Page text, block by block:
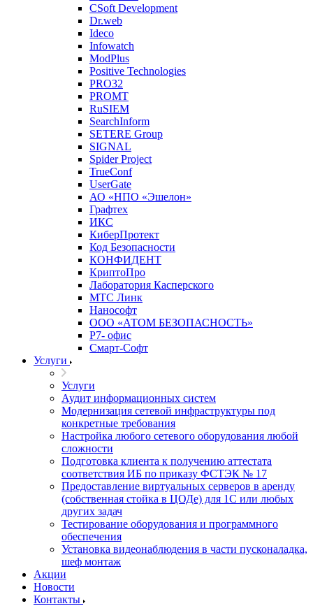
CSoft Development
Dr.web
Ideco
Infowatch
ModPlus
Positive Technologies
PRO32
PROMT
RuSIEM
SearchInform
SETERE Group
SIGNAL
Spider Project
TrueConf
UserGate
АО «НПО «Эшелон»
Графтех
ИКС
КиберПротект
Код Безопасности
КОНФИДЕНТ
КриптоПро
Лаборатория Касперского
МТС Линк
Нанософт
ООО «АТОМ БЕЗОПАСНОСТЬ»
Р7- офис
Смарт-Софт
Услуги
Услуги
Аудит информационных систем
Модернизация сетевой инфраструктуры под
конкретные требования
Настройка любого сетевого оборудования любой
сложности
Подготовка клиента к получению аттестата
соответствия ИБ по приказу ФСТЭК № 17
Предоставление виртуальных серверов в аренду
(собственная стойка в ЦОДе) для 1С или любых
других задач
Тестирование оборудования и программного
обеспечения
Установка видеонаблюдения в части пусконаладка,
шеф монтаж
Акции
Новости
Контакты